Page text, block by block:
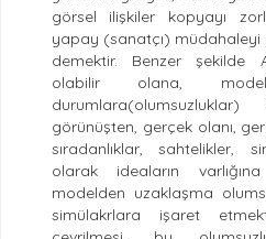
görsel ilişkiler kopyayı
yapay (sanatçı)
demektir. Benzer şekilde
olabilir olana,
görünüşten, gerçek olanı,
sıradanlıklar, sahtelikler,
olarak ideaların
modelden uzaklaşma
simülakrlara işaret